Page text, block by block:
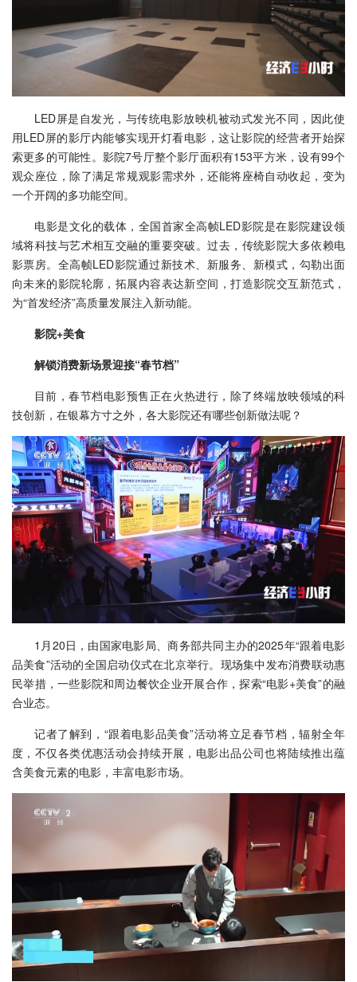
LED屏是自发光，与传统电影放映机被动式发光不同，因此使
用LED屏的影厅内能够实现开灯看电影，这让影院的经营者开始探
索更多的可能性。影院7号厅整个影厅面积有153平方米，设有99个
观众座位，除了满足常规观影需求外，还能将座椅自动收起，变为
一个开阔的多功能空间。
电影是文化的载体，全国首家全高帧LED影院是在影院建设领
域将科技与艺术相互交融的重要突破。过去，传统影院大多依赖电
影票房。全高帧LED影院通过新技术、新服务、新模式，勾勒出面
向未来的影院轮廓，拓展内容表达新空间，打造影院交互新范式，
为“首发经济”高质量发展注入新动能。
影院+美食
解锁消费新场景迎接“春节档”
目前，春节档电影预售正在火热进行，除了终端放映领域的科
技创新，在银幕方寸之外，各大影院还有哪些创新做法呢？
1月20日，由国家电影局、商务部共同主办的2025年“跟着电影
品美食”活动的全国启动仪式在北京举行。现场集中发布消费联动惠
民举措，一些影院和周边餐饮企业开展合作，探索“电影+美食”的融
合业态。
记者了解到，“跟着电影品美食”活动将立足春节档，辐射全年
度，不仅各类优惠活动会持续开展，电影出品公司也将陆续推出蕴
含美食元素的电影，丰富电影市场。